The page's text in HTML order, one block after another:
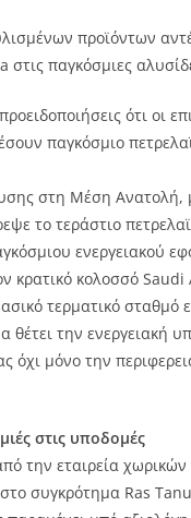
προϊόντων
παγκόσμιες
ότι οι
παγκόσμιο
στη Μέση
το τεράστιο
ενεργειακού
κολοσσό Saudi
τερματικό
θέτει την
όχι μόνο την
στις υποδομές
την εταιρεία
συγκρότημα Ras